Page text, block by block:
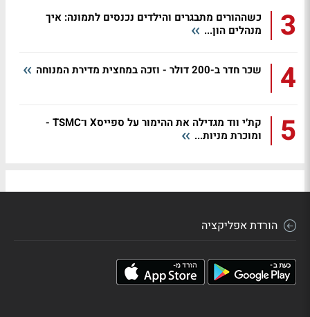
3
כשההורים מתבגרים והילדים נכנסים לתמונה: איך
מנהלים הון...
4 שכר חדר ב-200 דולר - וזכה במחצית מדירת המנוחה
5
קת׳י ווד מגדילה את ההימור על ספייסX ו־TSMC -
ומוכרת מניות...
הורדת אפליקציה